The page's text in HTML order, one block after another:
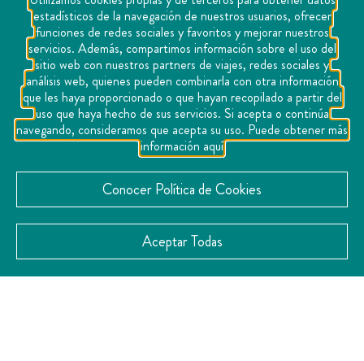
estadísticos de la navegación de nuestros usuarios, ofrecer
funciones de redes sociales y favoritos y mejorar nuestros
servicios. Además, compartimos información sobre el uso del
sitio web con nuestros partners de viajes, redes sociales y
análisis web, quienes pueden combinarla con otra información
que les haya proporcionado o que hayan recopilado a partir del
uso que haya hecho de sus servicios. Si acepta o continúa
navegando, consideramos que acepta su uso. Puede obtener más
información aquí
Conocer Política de Cookies
Aceptar Todas